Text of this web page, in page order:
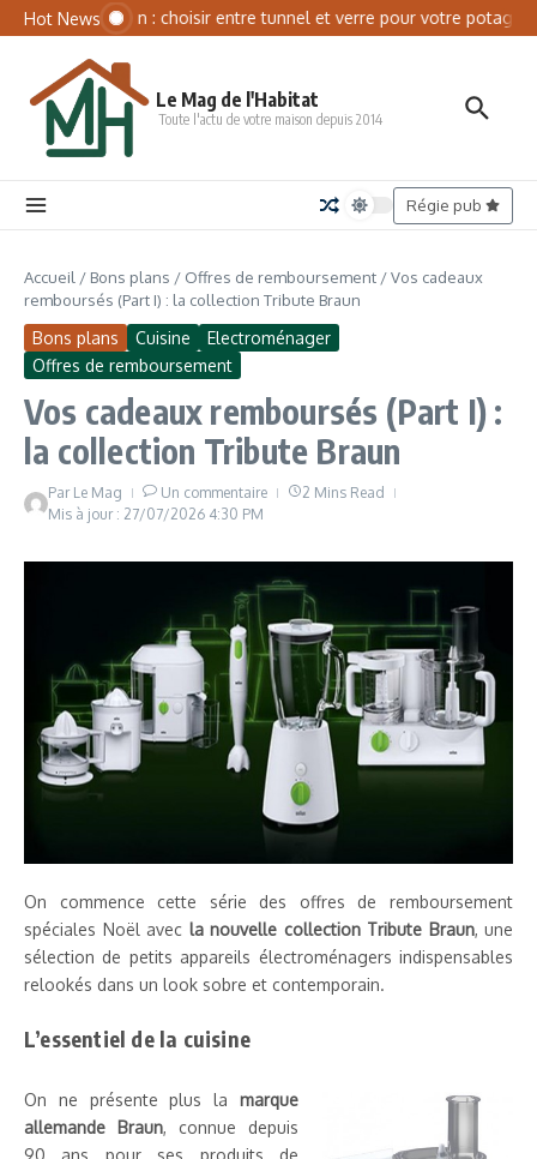
Aller au contenu
Hot News
Serre de jardin : choisir entre tunnel et verre pour votre potager
Le Mag de l'Habitat
Toute l'actu de votre maison depuis 2014
Régie pub
Accueil / Bons plans / Offres de remboursement /Vos cadeaux
remboursés (Part I) : la collection Tribute Braun
Bons plans Cuisine
Electroménager
Offres de remboursement
Vos cadeaux remboursés (Part I) :
la collection Tribute Braun
Par Le Mag Un commentaire
2 Mins Read
Mis à jour : 27/07/2026 4:30 PM
On commence cette série des offres de remboursement
spéciales Noël avec la nouvelle collection Tribute Braun, une
sélection de petits appareils électroménagers indispensables
relookés dans un look sobre et contemporain.
L’essentiel de la cuisine
On ne présente plus la marque
allemande Braun, connue depuis
Panneau de gestion des cookies